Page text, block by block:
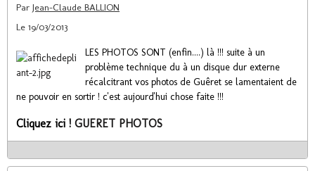
Par Jean-Claude BALLION
Le 19/03/2013
LES PHOTOS SONT (enfin....) là !!! suite à un
problème technique du à un disque dur externe
récalcitrant vos photos de Guêret se lamentaient de
ne pouvoir en sortir ! c'est aujourd'hui chose faite !!!
Cliquez ici ! GUERET PHOTOS